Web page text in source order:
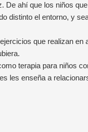
De ahí que los niños
distinto el entorno, y
que realizan
terapia para niños
les enseña a